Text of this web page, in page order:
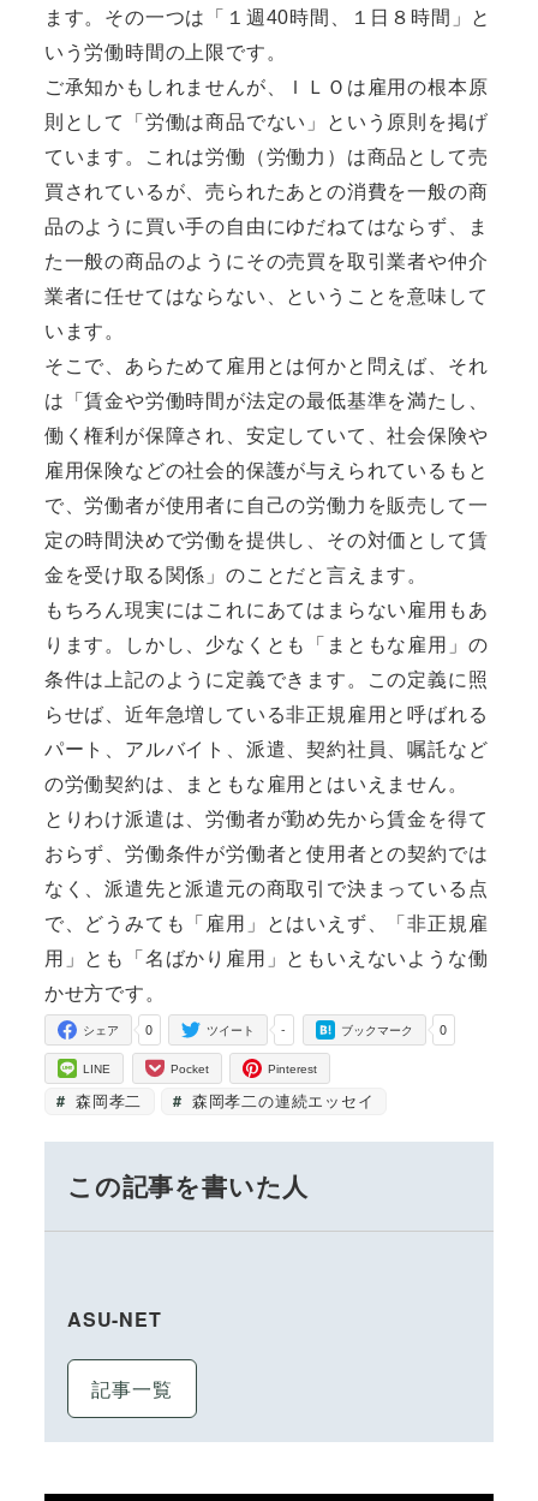
ます。その一つは「１週40時間、１日８時間」と
いう労働時間の上限です。
ご承知かもしれませんが、ＩＬＯは雇用の根本原
則として「労働は商品でない」という原則を掲げ
ています。これは労働（労働力）は商品として売
買されているが、売られたあとの消費を一般の商
品のように買い手の自由にゆだねてはならず、ま
た一般の商品のようにその売買を取引業者や仲介
業者に任せてはならない、ということを意味して
います。
そこで、あらためて雇用とは何かと問えば、それ
は「賃金や労働時間が法定の最低基準を満たし、
働く権利が保障され、安定していて、社会保険や
雇用保険などの社会的保護が与えられているもと
で、労働者が使用者に自己の労働力を販売して一
定の時間決めで労働を提供し、その対価として賃
金を受け取る関係」のことだと言えます。
もちろん現実にはこれにあてはまらない雇用もあ
ります。しかし、少なくとも「まともな雇用」の
条件は上記のように定義できます。この定義に照
らせば、近年急増している非正規雇用と呼ばれる
パート、アルバイト、派遣、契約社員、嘱託など
の労働契約は、まともな雇用とはいえません。
とりわけ派遣は、労働者が勤め先から賃金を得て
おらず、労働条件が労働者と使用者との契約では
なく、派遣先と派遣元の商取引で決まっている点
で、どうみても「雇用」とはいえず、「非正規雇
用」とも「名ばかり雇用」ともいえないような働
かせ方です。
0
シェア -
ツイート 0
ブックマーク
LINE Pocket Pinterest
森岡孝二 森岡孝二の連続エッセイ
この記事を書いた人
ASU-NET
記事一覧